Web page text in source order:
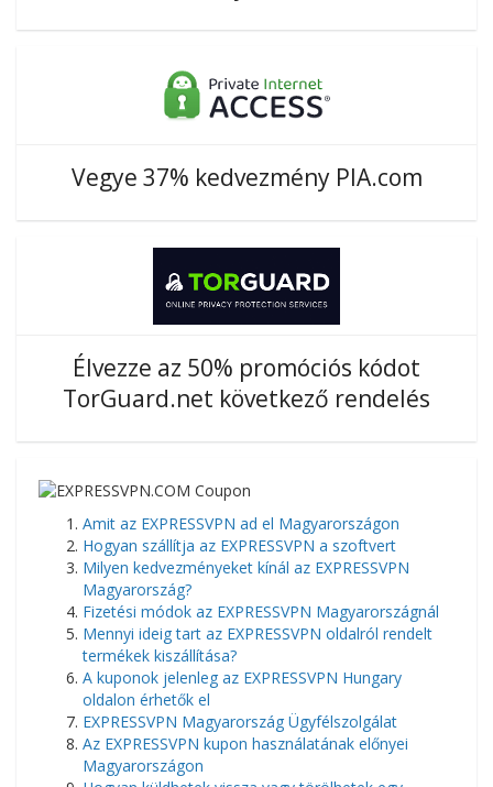
Vegye 37% kedvezmény PIA.com
Élvezze az 50% promóciós kódot
TorGuard.net következő rendelés
Amit az EXPRESSVPN ad el Magyarországon
Hogyan szállítja az EXPRESSVPN a szoftvert
Milyen kedvezményeket kínál az EXPRESSVPN
Magyarország?
Fizetési módok az EXPRESSVPN Magyarországnál
Mennyi ideig tart az EXPRESSVPN oldalról rendelt
termékek kiszállítása?
A kuponok jelenleg az EXPRESSVPN Hungary
oldalon érhetők el
EXPRESSVPN Magyarország Ügyfélszolgálat
Az EXPRESSVPN kupon használatának előnyei
Magyarországon